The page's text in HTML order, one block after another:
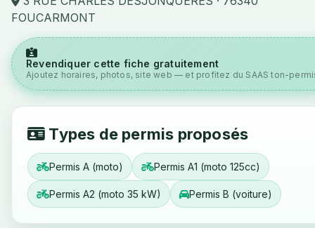
FOUCARMONT
Revendiquer cette fiche gratuitement
Ajoutez horaires, photos, site web — et profitez du SAAS ton-
Types de permis proposés
Permis A (moto) Permis A1 (moto 125cc)
Permis A2 (moto 35 kW) Permis B (voiture)